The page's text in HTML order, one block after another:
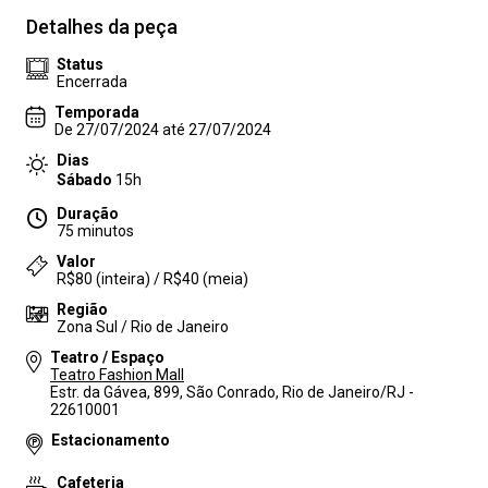
Detalhes da peça
Status
Encerrada
Temporada
De 27/07/2024 até 27/07/2024
Dias
Sábado 15h
Duração
75 minutos
Valor
R$80 (inteira) / R$40 (meia)
Região
Zona Sul / Rio de Janeiro
Teatro / Espaço
Teatro Fashion Mall
Estr. da Gávea, 899, São Conrado, Rio de Janeiro/RJ -
22610001
Estacionamento
Cafeteria